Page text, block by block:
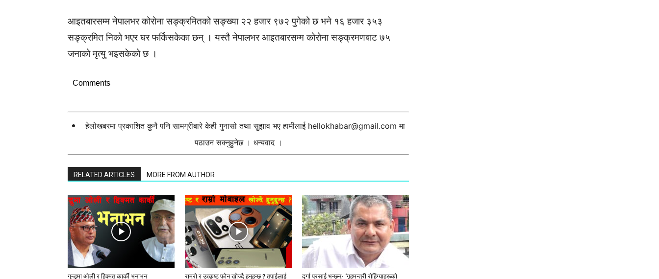
आइतबारसम्म नेपालभर कोरोना सङ्क्रमितको सङ्ख्या २२ हजार ९७२ पुगेको छ भने १६ हजार ३५३
सङ्क्रमित निको भएर घर फर्किसकेका छन् । यस्तै नेपालभर आइतबारसम्म कोरोना सङ्क्रमणबाट ७५
जनाको मृत्यु भइसकेको छ ।
Comments
हेलोखबरमा प्रकाशित कुनै पनि सामग्रीबारे केही गुनासो तथा सुझाव भए हामीलाई hellokhabar@gmail.com मा
पठाउन सक्नुहुनेछ । धन्यवाद ।
RELATED ARTICLES MORE FROM AUTHOR
गुन्डुमा ओली र हिक्मत कार्की भनाभन राम्रो र उत्कृष्ट फोन खोज्दै हुनुहुन्छ ? तपाईलाई दुर्गा प्रसाई भन्छन्- ‘गृहमन्त्री रोहिंग्याहरूको